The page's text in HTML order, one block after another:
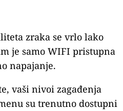
zraka se vrlo lako
je samo WIFI pristupna
napajanje.
vaši nivoi zagađenja
su trenutno dostupni